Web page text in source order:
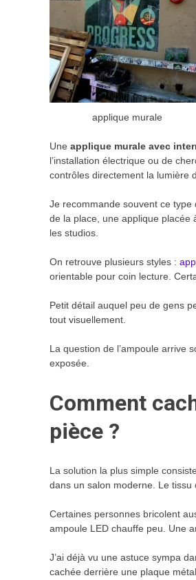
applique murale
Une applique murale avec
l’installation électrique ou de
contrôles directement la lumière
Je recommande souvent ce
de la place, une applique placée
les studios.
On retrouve plusieurs styles :
orientable pour coin lecture.
Petit détail auquel peu de gens
tout visuellement.
La question de l’ampoule arrive
exposée.
Comment
pièce ?
La solution la plus simple
dans un salon moderne. Le
Certaines personnes bricolent
ampoule LED chauffe peu. Une
J’ai déjà vu une astuce sympa
cachée derrière une plaque